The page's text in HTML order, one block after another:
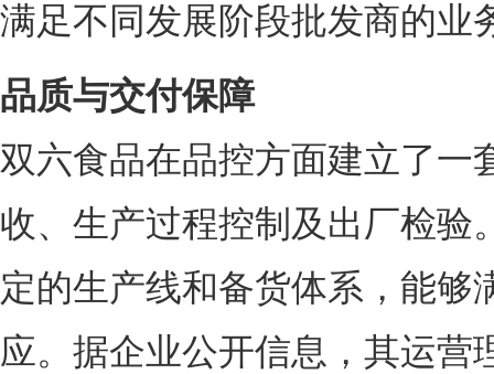
满足不同发展阶段批发商的业
品质与交付保障
双六食品在品控方面建立了一
收、生产过程控制及出厂检验
定的生产线和备货体系，能够
应。据企业公开信息，其运营